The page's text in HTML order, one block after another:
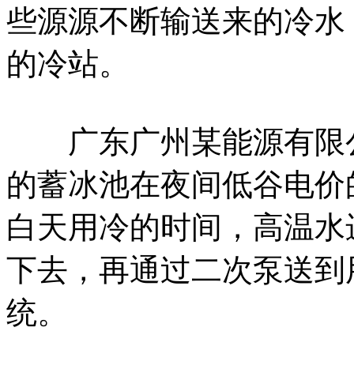
些源源不断输送来的冷
的冷站。
广东广州某能源有限
的蓄冰池在夜间低谷电
白天用冷的时间，高温
下去，再通过二次泵送
统。